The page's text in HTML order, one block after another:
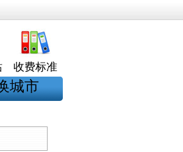
收费标准
城市